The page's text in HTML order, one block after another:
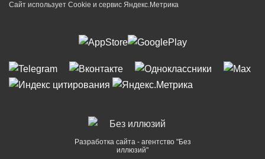
Сайт использует Cookie и сервиc Яндекс.Метрика
Разработка сайта - агентство "Без
иллюзий"